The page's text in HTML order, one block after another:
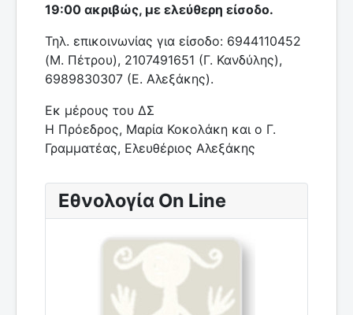
19:00 ακριβώς, με ελεύθερη είσοδο.
Τηλ. επικοινωνίας για είσοδο: 6944110452
(Μ. Πέτρου), 2107491651 (Γ. Κανδύλης),
6989830307 (Ε. Αλεξάκης).
Εκ μέρους του ΔΣ
Η Πρόεδρος, Μαρία Κοκολάκη και ο Γ.
Γραμματέας, Ελευθέριος Αλεξάκης
Εθνολογία On Line